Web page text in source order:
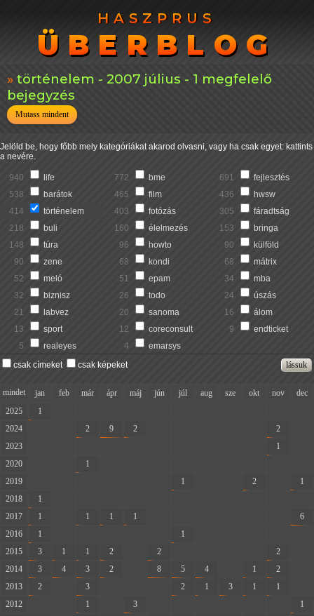
HASZPRUS
ÜBERBLOG
HASZPRUS
ÜBERBLOG
történelem - 2007 július - 1 megfelelő
bejegyzés
Mutass mindent
Jelöld be, hogy főbb mely kategóriákat akarod olvasni, vagy ha csak egyet: kattints
a nevére.
940 life 772 bme 691
fejlesztés
538
barátok 465 film 436
hwsw
414
történelem 403 fotózás 305
fáradtság
218
buli 160 élelmezés 153
bringa
148
túra 96 howto 90
külföld
90
zene 68 kondi 68
mátrix
52
meló 51 epam 34
mba
32
biznisz 26 todo 24
úszás
21
labvez 20 sanoma 16
álom
13
sport 12 coreconsult 9
endticket
5
realeyes 4
emarsys
csak címeket
csak képeket
mindet jan feb már ápr máj jún júl aug sze okt nov
dec
2025
1
2024
2 9 2 2
2023
1
2020
1
2019
1 2
1
2018
1
2017
1 1 1 1
6
2016
1 1
2015
3 1 1 2 2 2
2014
3 4 3 2 8 5 4 1 2
2013
2 3 2 1 3 1 1
2012
1 3
1